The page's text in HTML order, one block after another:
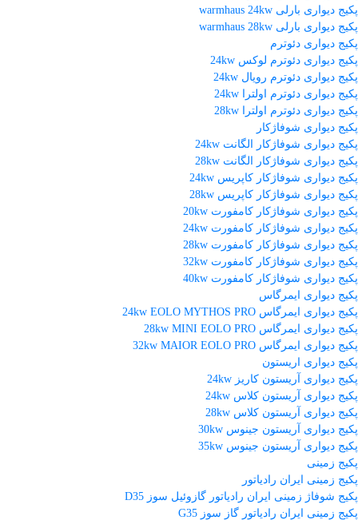
پکیج دیواری بارلی warmhaus 24kw
پکیج دیواری بارلی warmhaus 28kw
پکیج دیواری دئوترم
پکیج دیواری دئوترم لوکس 24kw
پکیج دیواری دئوترم رویال 24kw
پکیج دیواری دئوترم اولترا 24kw
پکیج دیواری دئوترم اولترا 28kw
پکیج دیواری شوفاژکار
پکیج دیواری شوفاژکار الگانت 24kw
پکیج دیواری شوفاژکار الگانت 28kw
پکیج دیواری شوفاژکار کاپریس 24kw
پکیج دیواری شوفاژکار کاپریس 28kw
پکیج دیواری شوفاژکار کامفورت 20kw
پکیج دیواری شوفاژکار کامفورت 24kw
پکیج دیواری شوفاژکار کامفورت 28kw
پکیج دیواری شوفاژکار کامفورت 32kw
پکیج دیواری شوفاژکار کامفورت 40kw
پکیج دیواری ایمرگاس
پکیج دیواری ایمرگاس 24kw EOLO MYTHOS PRO
پکیج دیواری ایمرگاس 28kw MINI EOLO PRO
پکیج دیواری ایمرگاس 32kw MAIOR EOLO PRO
پکیج دیواری اریستون
پکیج دیواری آریستون کاریز 24kw
پکیج دیواری آریستون کلاس 24kw
پکیج دیواری آریستون کلاس 28kw
پکیج دیواری آریستون جینوس 30kw
پکیج دیواری آریستون جینوس 35kw
پکیج زمینی
پکیج زمینی ایران رادیاتور
پکیج شوفاژ زمینی ایران رادیاتور گازوئیل سوز D35
پکیج زمینی ایران رادیاتور گاز سوز G35